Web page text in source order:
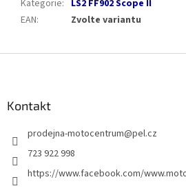
Kategorie: LS2 FF902 Scope II
EAN: Zvolte variantu
Kontakt
prodejna-motocentrum@pel.cz
723 922 998
https://www.facebook.com/